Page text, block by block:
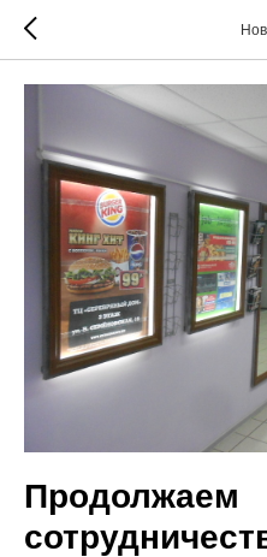
Продолжаем